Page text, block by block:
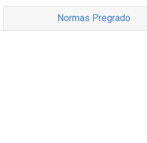
Normas Pregrado